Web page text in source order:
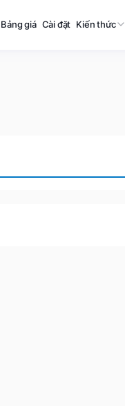
Bảng giá Cài đặt Kiến thức